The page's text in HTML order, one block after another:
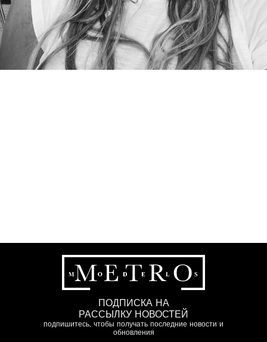
ПОДПИСКА НА
РАССЫЛКУ НОВОСТЕЙ
подпишитесь, чтобы получать последние новости и
обновления